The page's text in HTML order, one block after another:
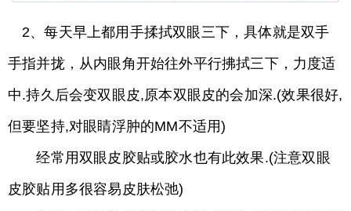
2、每天早上都用手揉拭双眼三下，具体就是双手
手指并拢，从内眼角开始往外平行拂拭三下，力度适
中.持久后会变双眼皮,原本双眼皮的会加深.(效果很好,
但要坚持,对眼睛浮肿的MM不适用)
经常用双眼皮胶贴或胶水也有此效果.(注意双眼
皮胶贴用多很容易皮肤松弛)